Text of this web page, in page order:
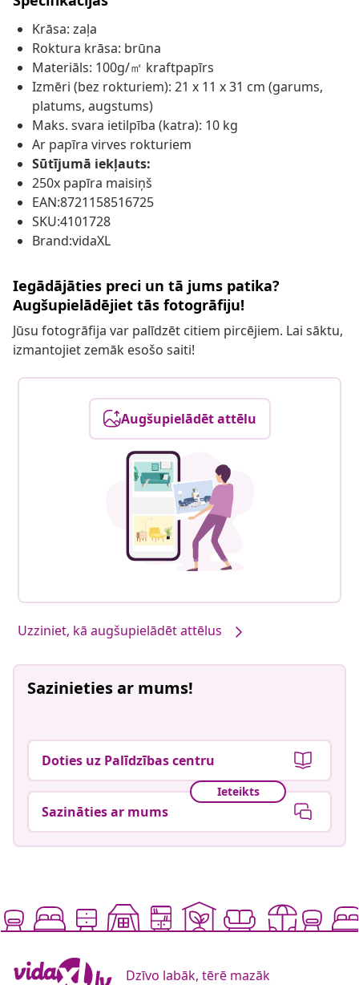
Krāsa: zaļa
Roktura krāsa: brūna
Materiāls: 100g/㎡ kraftpapīrs
Izmēri (bez rokturiem): 21 x 11 x 31 cm (garums,
platums, augstums)
Maks. svara ietilpība (katra): 10 kg
Ar papīra virves rokturiem
Sūtījumā iekļauts:
250x papīra maisiņš
EAN:8721158516725
SKU:4101728
Brand:vidaXL
Iegādājāties preci un tā jums patika?
Augšupielādējiet tās fotogrāfiju!
Jūsu fotogrāfija var palīdzēt citiem pircējiem. Lai sāktu,
izmantojiet zemāk esošo saiti!
Augšupielādēt attēlu
Uzziniet, kā augšupielādēt attēlus
Sazinieties ar mums!
Doties uz Palīdzības centru
Ieteikts
Sazināties ar mums
Dzīvo labāk, tērē mazāk